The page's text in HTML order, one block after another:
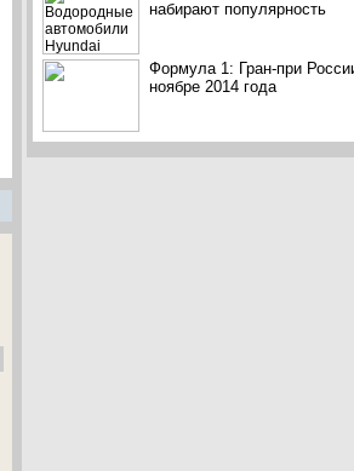
набирают популярность
Формула 1: Гран-при
ноябре 2014 года